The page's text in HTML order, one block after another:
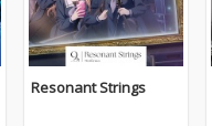
Resonant Strings